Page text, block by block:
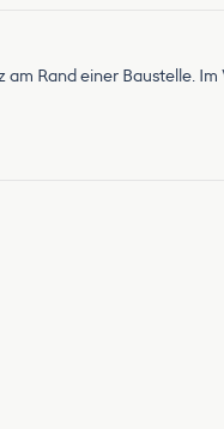
Rand einer Baustelle.